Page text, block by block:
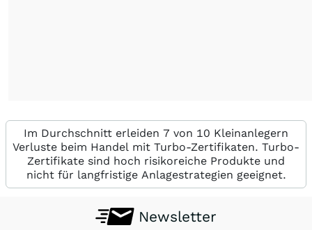
Im Durchschnitt erleiden 7 von 10 Kleinanlegern
Verluste beim Handel mit Turbo-Zertifikaten. Turbo-
Zertifikate sind hoch risikoreiche Produkte und
nicht für langfristige Anlagestrategien geeignet.
Newsletter